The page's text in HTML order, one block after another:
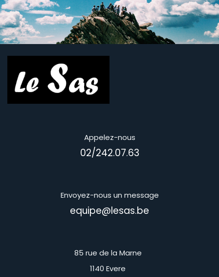
Appelez-nous
02/242.07.63
Envoyez-nous un message
equipe@lesas.be
85 rue de la Marne
1140 Evere